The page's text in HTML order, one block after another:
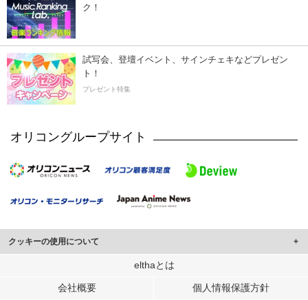
ク！
試写会、登壇イベント、サインチェキなどプレゼン
ト！
プレゼント特集
オリコングループサイト
クッキーの使用について
このサイトでは Cookie を使用して、ユーザーに合わせたコンテンツや広告の
行っています。
elthaとは
会社概要 個人情報保護方針